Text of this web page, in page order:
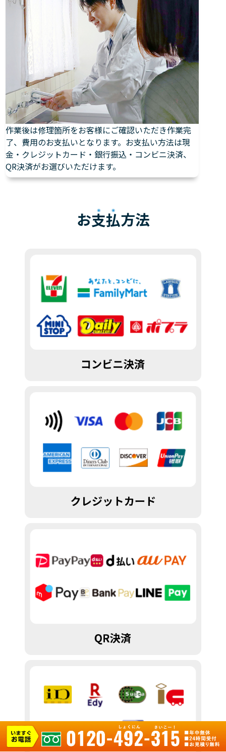
作業後は修理箇所をお客様にご確認いただき作業完
了、費用のお支払いとなります。お支払い方法は現
金・クレジットカード・銀行振込・コンビニ決済、
QR決済がお選びいただけます。
お支払方法